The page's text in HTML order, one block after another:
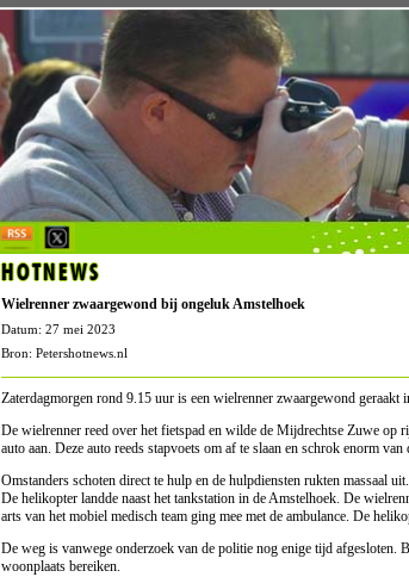
HOTNEWS
Wielrenner zwaargewond bij ongeluk Amstelhoek
Datum: 27 mei 2023
Bron: Petershotnews.nl
Zaterdagmorgen rond 9.15 uur is een wielrenner zwaargewond geraakt
De wielrenner reed over het fietspad en wilde de Mijdrechtse Zuwe op
auto aan. Deze auto reeds stapvoets om af te slaan en schrok enorm
Omstanders schoten direct te hulp en de hulpdiensten rukten massaal
De helikopter landde naast het tankstation in de Amstelhoek. De
arts van het mobiel medisch team ging mee met de ambulance. De
De weg is vanwege onderzoek van de politie nog enige tijd
woonplaats bereiken.